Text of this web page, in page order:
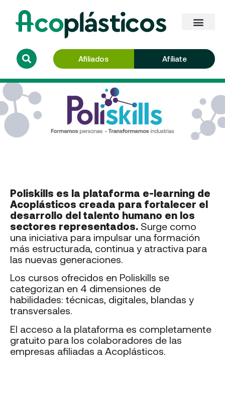
Afiliados Afíliate
Poliskills es la plataforma e-learning de
Acoplásticos creada para fortalecer el
desarrollo del talento humano en los
sectores representados. Surge como
una iniciativa para impulsar una formación
más estructurada, continua y atractiva para
las nuevas generaciones.
Los cursos ofrecidos en Poliskills se
categorizan en 4 dimensiones de
habilidades: técnicas, digitales, blandas y
transversales.
El acceso a la plataforma es completamente
gratuito para los colaboradores de las
empresas afiliadas a Acoplásticos.